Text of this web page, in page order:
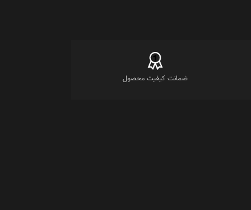
ضمانت کیفیت محصول